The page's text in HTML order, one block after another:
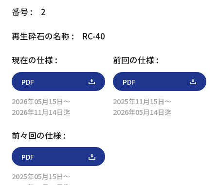
2
RC-40
PDF
2026年05月15日～
2026年11月14日迄
PDF
2025年11月15日～
2026年05月14日迄
PDF
2025年05月15日～